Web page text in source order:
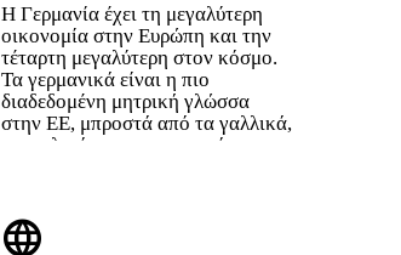
Η Γερμανία έχει τη μεγαλύτερη
οικονομία στην Ευρώπη και την
τέταρτη μεγαλύτερη στον κόσμο.
Τα γερμανικά είναι η πιο
διαδεδομένη μητρική γλώσσα
στην ΕΕ, μπροστά από τα γαλλικά,
τα ιταλικά και τα ισπανικά.
language